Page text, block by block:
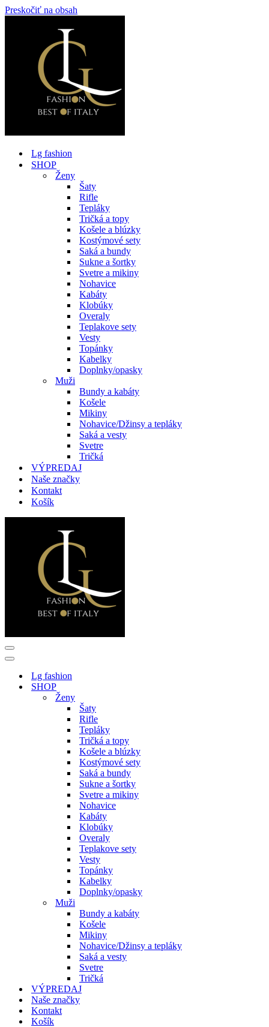
Preskočiť na obsah
Lg fashion
SHOP
Ženy
Šaty
Rifle
Tepláky
Tričká a topy
Košele a blúzky
Kostýmové sety
Saká a bundy
Sukne a šortky
Svetre a mikiny
Nohavice
Kabáty
Klobúky
Overaly
Teplakove sety
Vesty
Topánky
Kabelky
Doplnky/opasky
Muži
Bundy a kabáty
Košele
Mikiny
Nohavice/Džinsy a tepláky
Saká a vesty
Svetre
Tričká
VÝPREDAJ
Naše značky
Kontakt
Košík
Menu
navigácie
Menu
navigácieLg fashion
SHOP
Ženy
Šaty
Rifle
Tepláky
Tričká a topy
Košele a blúzky
Kostýmové sety
Saká a bundy
Sukne a šortky
Svetre a mikiny
Nohavice
Kabáty
Klobúky
Overaly
Teplakove sety
Vesty
Topánky
Kabelky
Doplnky/opasky
Muži
Bundy a kabáty
Košele
Mikiny
Nohavice/Džinsy a tepláky
Saká a vesty
Svetre
Tričká
VÝPREDAJ
Naše značky
Kontakt
Košík